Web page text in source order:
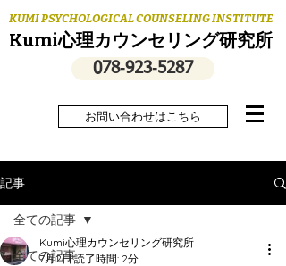
KUMI PSYCHOLOGICAL COUNSELING INSTITUTE
Kumi心理カウンセリング研究所
078‐923‐5287
お問い合わせはこちら
記事
全ての記事
全ての記事
Kumi心理カウンセリング研究所
7月2日読了時間: 2分